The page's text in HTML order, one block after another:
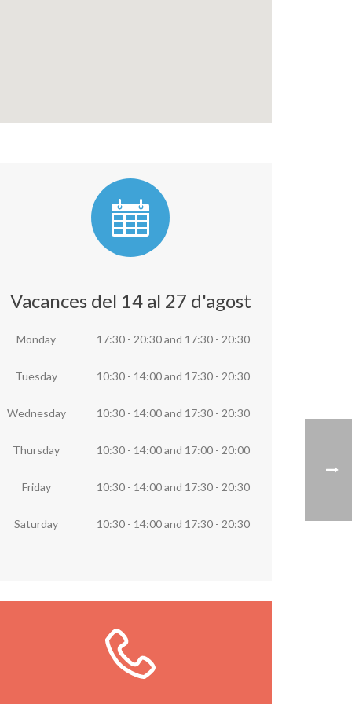
Vacances del 14 al 27 d'agost
Monday 17:30 - 20:30and 17:30 - 20:30
Tuesday 10:30 - 14:00and 17:30 - 20:30
Wednesday 10:30 - 14:00and 17:30 - 20:30
Thursday 10:30 - 14:00and 17:00 - 20:00
Friday 10:30 - 14:00and 17:30 - 20:30
Saturday 10:30 - 14:00and 17:30 - 20:30
Llámanos ya
Llámanos directamente a la librería o